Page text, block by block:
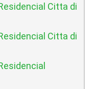
Citta di
Citta di